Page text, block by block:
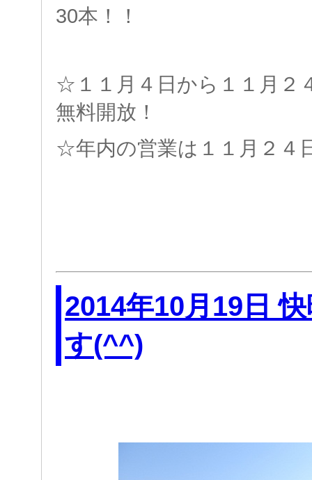
30本！！
☆１１月４日から１１月２
無料開放！
☆年内の営業は１１月２４
2014年10月19日
す(^^)